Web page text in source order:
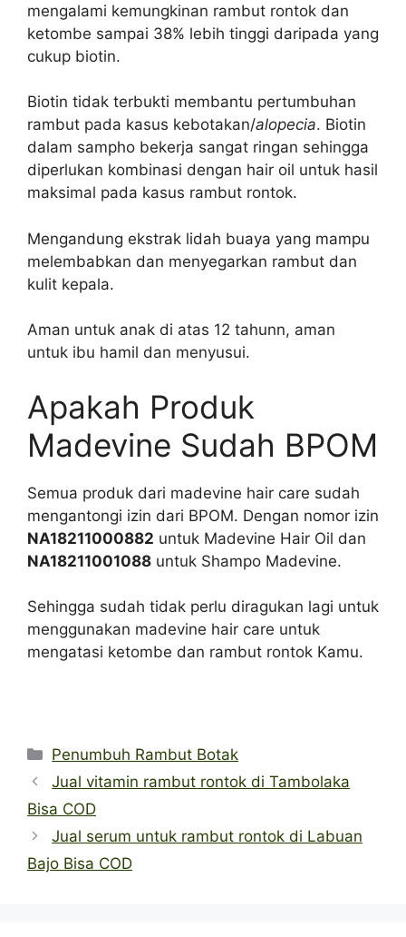
mengalami kemungkinan rambut rontok dan
ketombe sampai 38% lebih tinggi daripada yang
cukup biotin.
Biotin tidak terbukti membantu pertumbuhan
rambut pada kasus kebotakan/alopecia. Biotin
dalam sampho bekerja sangat ringan sehingga
diperlukan kombinasi dengan hair oil untuk hasil
maksimal pada kasus rambut rontok.
Mengandung ekstrak lidah buaya yang mampu
melembabkan dan menyegarkan rambut dan
kulit kepala.
Aman untuk anak di atas 12 tahunn, aman
untuk ibu hamil dan menyusui.
Apakah Produk
Madevine Sudah BPOM
Semua produk dari madevine hair care sudah
mengantongi izin dari BPOM. Dengan nomor izin
NA18211000882 untuk Madevine Hair Oil dan
NA18211001088 untuk Shampo Madevine.
Sehingga sudah tidak perlu diragukan lagi untuk
menggunakan madevine hair care untuk
mengatasi ketombe dan rambut rontok Kamu.
Categories
Penumbuh Rambut Botak
Jual vitamin rambut rontok di Tambolaka
Bisa COD
Jual serum untuk rambut rontok di Labuan
Bajo Bisa COD